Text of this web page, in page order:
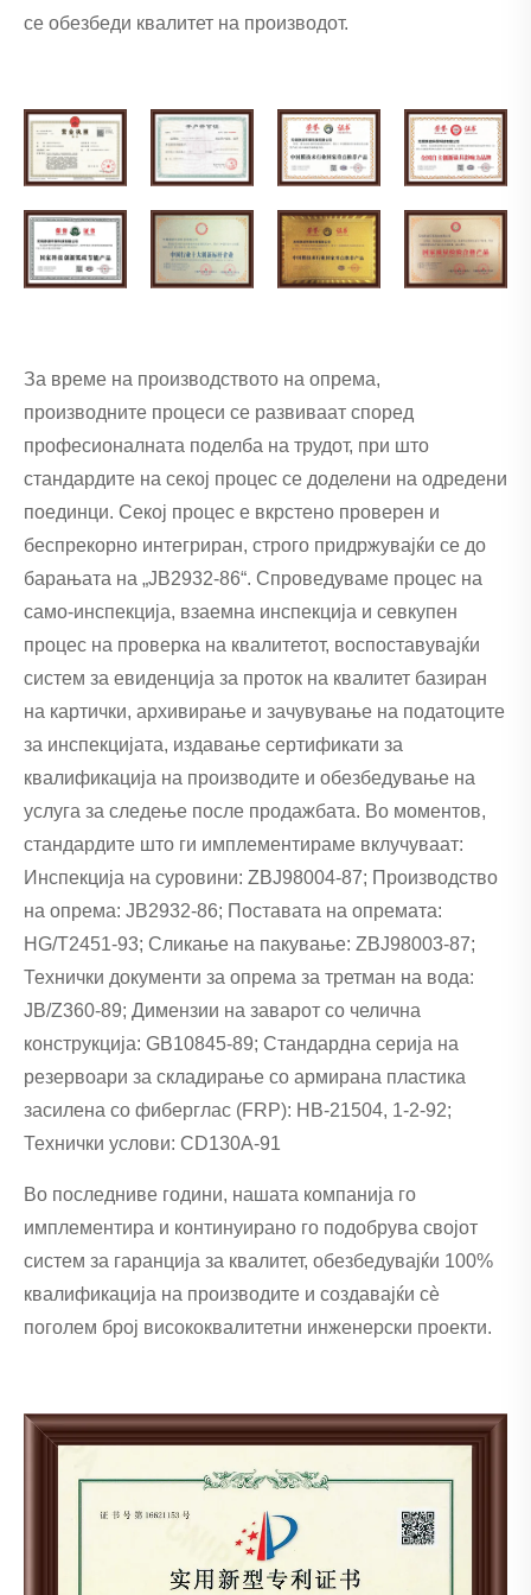
се обезбеди квалитет на производот.
За време на производството на опрема,
производните процеси се развиваат според
професионалната поделба на трудот, при што
стандардите на секој процес се доделени на одредени
поединци. Секој процес е вкрстено проверен и
беспрекорно интегриран, строго придржувајќи се до
барањата на „JB2932-86“. Спроведуваме процес на
само-инспекција, взаемна инспекција и севкупен
процес на проверка на квалитетот, воспоставувајќи
систем за евиденција за проток на квалитет базиран
на картички, архивирање и зачувување на податоците
за инспекцијата, издавање сертификати за
квалификација на производите и обезбедување на
услуга за следење после продажбата. Во моментов,
стандардите што ги имплементираме вклучуваат:
Инспекција на суровини: ZBJ98004-87; Производство
на опрема: JB2932-86; Поставата на опремата:
HG/T2451-93; Сликање на пакување: ZBJ98003-87;
Технички документи за опрема за третман на вода:
JB/Z360-89; Димензии на заварот со челична
конструкција: GB10845-89; Стандардна серија на
резервоари за складирање со армирана пластика
засилена со фиберглас (FRP): HB-21504, 1-2-92;
Технички услови: CD130A-91
Во последниве години, нашата компанија го
имплементира и континуирано го подобрува својот
систем за гаранција за квалитет, обезбедувајќи 100%
квалификација на производите и создавајќи сè
поголем број висококвалитетни инженерски проекти.